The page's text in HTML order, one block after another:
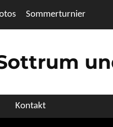
Sommerturnier
Kontakt